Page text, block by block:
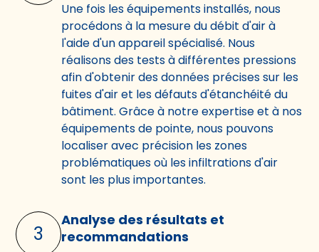
Une fois les équipements installés, nous
procédons à la mesure du débit d'air à
l'aide d'un appareil spécialisé. Nous
réalisons des tests à différentes pressions
afin d'obtenir des données précises sur les
fuites d'air et les défauts d'étanchéité du
bâtiment. Grâce à notre expertise et à nos
équipements de pointe, nous pouvons
localiser avec précision les zones
problématiques où les infiltrations d'air
sont les plus importantes.
3
Analyse des résultats et
recommandations